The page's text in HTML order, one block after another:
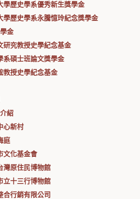
學歷史學系優秀新生獎學金
學歷史學系永騰憶玲紀念獎學金
金
研究教授史學紀念基金
系碩士班論文獎學金
教授史學紀念基金
紹
心新村
庭
文化基金會
灣原住民博物館
立十三行博物館
合行銷有限公司